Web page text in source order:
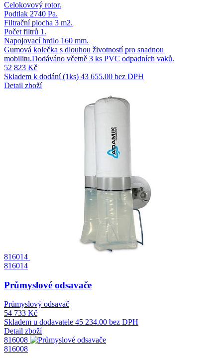
Celokovový rotor.
Podtlak 2740 Pa.
Filtrační plocha 3 m2.
Počet filtrů 1.
Napojovací hrdlo 160 mm.
Gumová kolečka s dlouhou životností pro snadnou
mobilitu.Dodáváno včetně 3 ks PVC odpadních vaků.
52 823 Kč
Skladem k dodání (1ks) 43 655.00 bez DPH
Detail zboží
816014
816014
Průmyslové odsavače
Průmyslový odsavač
54 733 Kč
Skladem u dodavatele 45 234.00 bez DPH
Detail zboží
816008
816008